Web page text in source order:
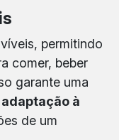
permitindo
comer, beber
garante uma
adaptação à
de um